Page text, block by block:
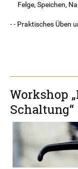
Felge, Speichen,
- - Praktisches Üben
Workshop
Schaltung“